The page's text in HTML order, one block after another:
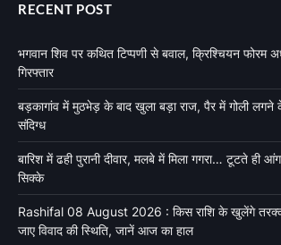
RECENT POST
भगवान शिव पर कथित टिप्पणी से बवाल, क्रिश्चियन फोरम
गिरफ्तार
बड़कागांव में मुठभेड़ के बाद खुला बड़ा राज, पैर में गोली लगने
संदिग्ध
बारिश में ढही पुरानी दीवार, मलबे में मिला गगरा… टूटते ही
सिक्के
Rashifal 08 August 2026 : किस राशि के खुलेंगे
जाए विवाद की स्थिति, जानें आज का हाल